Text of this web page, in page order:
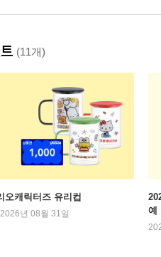
(11개)
오캐릭터즈 유리컵
년 08월 31일
예